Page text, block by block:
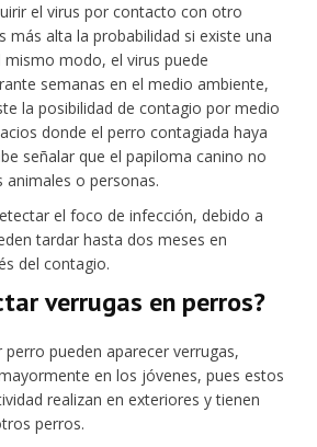
el virus por contacto con otro
más alta la probabilidad si existe una
mismo modo, el virus puede
semanas en el medio ambiente,
la posibilidad de contagio por medio
donde el perro contagiada haya
señalar que el papiloma canino no
o personas.
el foco de infección, debido a
tardar hasta dos meses en
del contagio.
verrugas en perros?
perro pueden aparecer verrugas,
en los jóvenes, pues estos
realizan en exteriores y tienen
perros.